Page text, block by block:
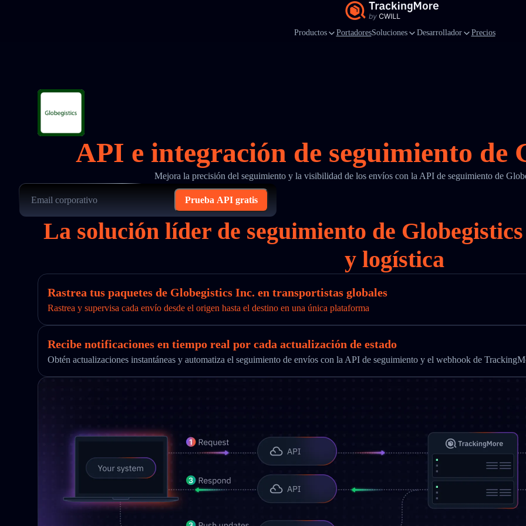
Productos PortadoresSoluciones Desarrollador Precios
API e integración de seguimiento de
Mejora la precisión del seguimiento y la visibilidad de los envíos con la API de seguimiento de
Prueba API gratis
La solución líder de seguimiento de
y logística
Rastrea tus paquetes de Globegistics Inc. en transportistas globales
Rastrea y supervisa cada envío desde el origen hasta el destino en una única plataforma
Recibe notificaciones en tiempo real por cada actualización de estado
Obtén actualizaciones instantáneas y automatiza el seguimiento de envíos con la API de seguimiento y el webhook de